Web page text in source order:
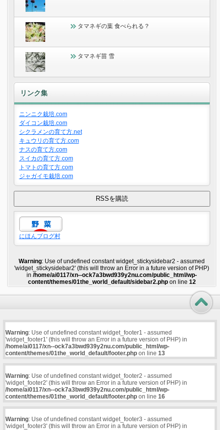
タマネギの葉 食べられる？
タマネギ苗 雪
リンク集
ニンニク栽培.com
ダイコン栽培.com
シクラメンの育て方.net
キュウリの育て方.com
ナスの育て方.com
スイカの育て方.com
トマトの育て方.com
ジャガイモ栽培.com
にほんブログ村
Warning: Use of undefined constant widget_stickysidebar2 - assumed
'widget_stickysidebar2' (this will throw an Error in a future version of PHP)
in/home/ai0117/xn--ock7a3bwd939y2nu.com/public_html/wp-
content/themes/01the_world_default/sidebar2.phpon line 12
Warning: Use of undefined constant widget_footer1 - assumed
'widget_footer1' (this will throw an Error in a future version of PHP) in
/home/ai0117/xn--ock7a3bwd939y2nu.com/public_html/wp-
content/themes/01the_world_default/footer.phpon line 13
Warning: Use of undefined constant widget_footer2 - assumed
'widget_footer2' (this will throw an Error in a future version of PHP) in
/home/ai0117/xn--ock7a3bwd939y2nu.com/public_html/wp-
content/themes/01the_world_default/footer.phpon line 16
Warning: Use of undefined constant widget_footer3 - assumed
'widget_footer3' (this will throw an Error in a future version of PHP) in